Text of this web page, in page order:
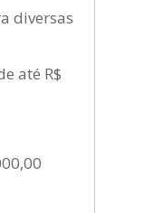
diversas
até R$